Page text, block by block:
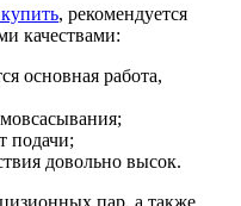
, рекомендуется
качествами:
основная работа,
подачи;
довольно высок.
пар, а также